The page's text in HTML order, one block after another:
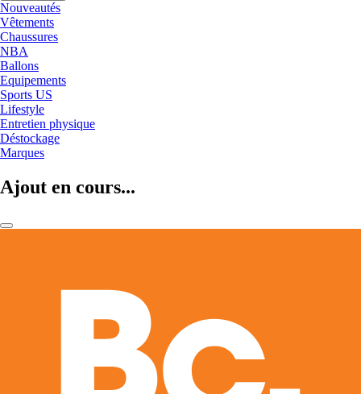
Nouveautés
Vêtements
Chaussures
NBA
Ballons
Equipements
Sports US
Lifestyle
Entretien physique
Déstockage
Marques
Ajout en cours...